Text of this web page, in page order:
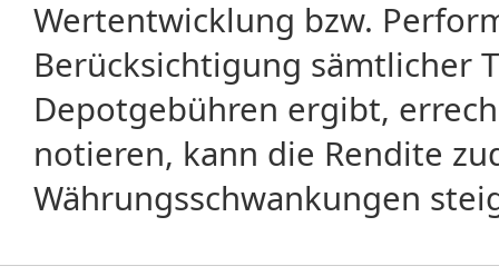
Wertentwicklung bzw.
Berücksichtigung sämtlicher
Depotgebühren ergibt,
notieren, kann die Rendite
Währungsschwankungen